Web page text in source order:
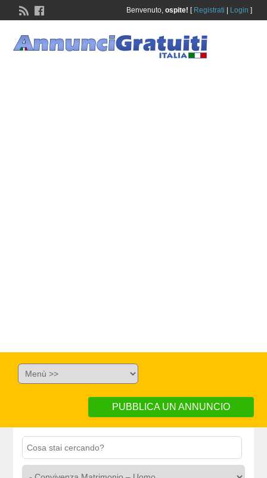
Benvenuto, ospite! [ Registrati Login ]
PUBBLICA UN ANNUNCIO